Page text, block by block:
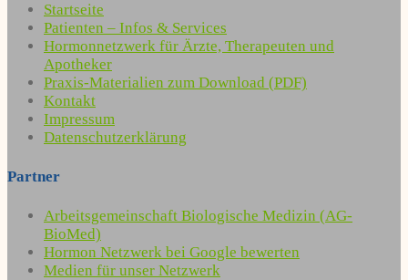
Startseite
Patienten – Infos & Services
Hormonnetzwerk für Ärzte, Therapeuten und
Apotheker
Praxis-Materialien zum Download (PDF)
Kontakt
Impressum
Datenschutzerklärung
Partner
Arbeitsgemeinschaft Biologische Medizin (AG-
BioMed)
Hormon Netzwerk bei Google bewerten
Medien für unser Netzwerk